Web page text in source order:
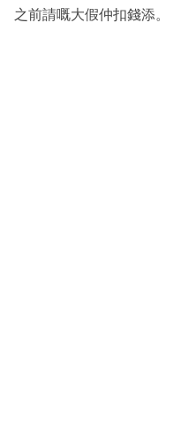
之前請嘅大假仲扣錢添。